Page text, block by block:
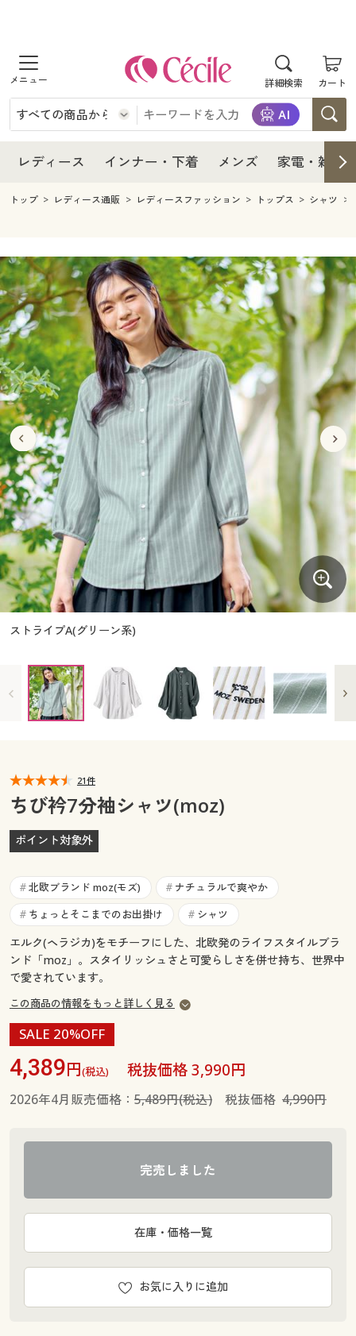
詳細検索 カート
商品を探す
レディース
レディースファッション
インナー・下着
インナー・下着通販すべて
メンズ下着
ジュニア・ティーンズ下着
メンズ
メンズファッション
メンズ下着
家電・雑貨すべて
家電
キッチン・雑貨・日用品
寝具・インテリア・家具
寝具・インテリア・家具通販すべて
家具・収納
寝具・ベッド
カーテン・ラグ・ファブリック
美容・健康
美容・健康通販すべて
美容・健康・サプリメント
制服・スクール
制服・スクールすべて
制服・学生服
ジュニア・ティーンズ下着
大きいサイズ
大きいサイズ通販すべて
大きいサイズ レディース服
大きいサイズ レディース下着
大きいサイズ メンズ
大きいサイズ 事務・制服
バーゲン
バーゲンセール
シークレットセール
詳細検索
商品カテゴリ一覧
カタログ
カタログ・チラシからのご注文
デジタルカタログ
カタログ無料プレゼント
マイページ
閲覧履歴
お気に入り
サポート
ご利用ガイド
よくある質問とお問い合わせ
レディース インナー・下着 メンズ 家電・雑貨
レディース
レディース通販すべて
レディースファッション
インナー・下着
インナー・下着通販すべて
ジュニア・ティーンズ下着
メンズ
メンズ下着
家電
キッチン・雑貨・日用品
寝具・インテリア・家具通販すべて
家具・収納
寝具・ベッド
カーテン・ラグ・ファブリック
美容・健康
美容・健康通販すべて
美容・健康・サプリメント
制服・スクール
制服・スクールすべて
制服・学生服
ジュニア・ティーンズ下着
大きいサイズ
大きいサイズ通販すべて
大きいサイズ レディース服
大きいサイズ レディース下着
大きいサイズ メンズ
大きいサイズ 事務・制服
バーゲン
バーゲンセール
シークレットセール
詳細検索
商品カテゴリ一覧
カタログ
カタログ・チラシからのご注文
デジタルカタログ
カタログ無料プレゼント
会員メニュー
閲覧履歴
お気に入り
ご利用ガイド
よくある質問とお問い合わせ
トップ レディース通販 レディースファッション トップス シャツ
ストライプA(グリーン系)
21件
ちび衿7分袖シャツ(moz)
ポイント対象外
# 北欧ブランド moz(モズ) # ナチュラルで爽やか
# ちょっとそこまでのお出掛け # シャツ
エルク(ヘラジカ)をモチーフにした、北欧発のライフスタイルブラ
ンド「moz」。スタイリッシュさと可愛らしさを併せ持ち、世界中
で愛されています。
この商品の情報をもっと詳しく見る
SALE 20%OFF
4,389円(税込) 税抜価格 3,990円
2026年4月販売価格： 5,489円(税込)税抜価格 4,990円
完売しました
お気に入りに追加
在庫・価格一覧